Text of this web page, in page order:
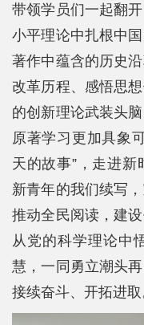
基
地
学
工
作
贤
纳
带领学员们一起翻
小平理论中扎根中
著作中蕴含的历史
改革历程、感悟思
的创新理论武装头
原著学习更加具象
天的故事”，走进
新青年的我们续写
推动全民阅读，建
从党的科学理论中
慧，一同勇立潮头
接续奋斗、开拓进取